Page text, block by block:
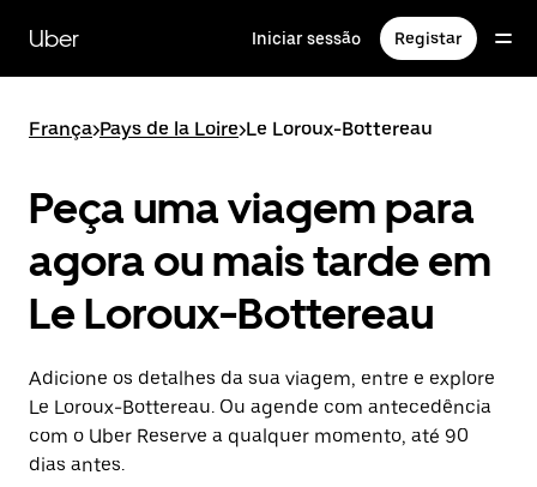
para
conteúdo
Uber Iniciar sessão Registar
França>Pays de la Loire>Le Loroux-Bottereau
Peça uma viagem para
agora ou mais tarde em
Le Loroux-Bottereau
Adicione os detalhes da sua viagem, entre e explore
Le Loroux-Bottereau. Ou agende com antecedência
com o Uber Reserve a qualquer momento, até 90
dias antes.